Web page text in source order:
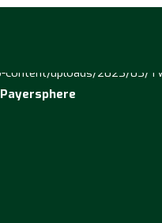
Payersphere